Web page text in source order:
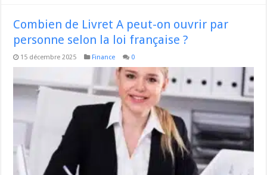
Combien de Livret A peut-on ouvrir par
personne selon la loi française ?
15 décembre 2025 Finance 0